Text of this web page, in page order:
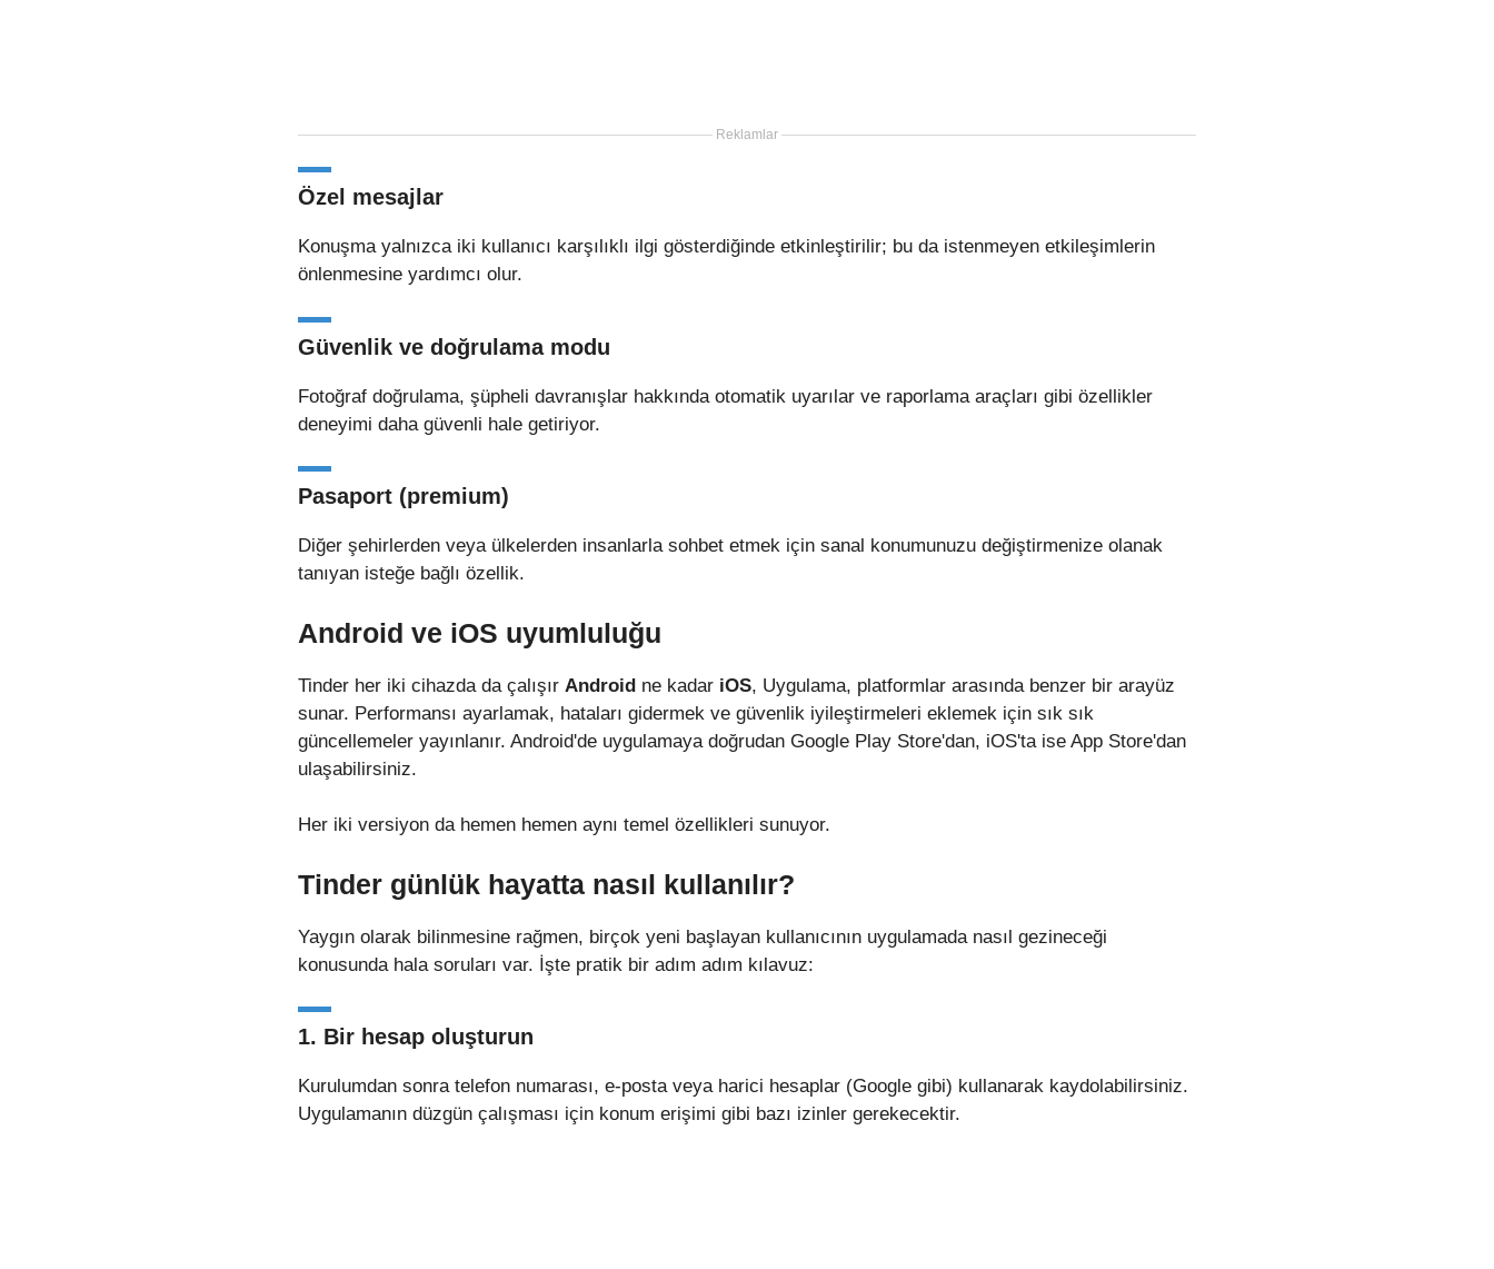
Reklamlar
Özel mesajlar
Konuşma yalnızca iki kullanıcı karşılıklı ilgi gösterdiğinde etkinleştirilir; bu da istenmeyen etkileşimlerin
önlenmesine yardımcı olur.
Güvenlik ve doğrulama modu
Fotoğraf doğrulama, şüpheli davranışlar hakkında otomatik uyarılar ve raporlama araçları gibi özellikler
deneyimi daha güvenli hale getiriyor.
Pasaport (premium)
Diğer şehirlerden veya ülkelerden insanlarla sohbet etmek için sanal konumunuzu değiştirmenize olanak
tanıyan isteğe bağlı özellik.
Android ve iOS uyumluluğu
Tinder her iki cihazda da çalışır Android ne kadar iOS, Uygulama, platformlar arasında benzer bir arayüz
sunar. Performansı ayarlamak, hataları gidermek ve güvenlik iyileştirmeleri eklemek için sık sık
güncellemeler yayınlanır. Android'de uygulamaya doğrudan Google Play Store'dan, iOS'ta ise App Store'dan
ulaşabilirsiniz.
Her iki versiyon da hemen hemen aynı temel özellikleri sunuyor.
Tinder günlük hayatta nasıl kullanılır?
Yaygın olarak bilinmesine rağmen, birçok yeni başlayan kullanıcının uygulamada nasıl gezineceği
konusunda hala soruları var. İşte pratik bir adım adım kılavuz:
1. Bir hesap oluşturun
Kurulumdan sonra telefon numarası, e-posta veya harici hesaplar (Google gibi) kullanarak kaydolabilirsiniz.
Uygulamanın düzgün çalışması için konum erişimi gibi bazı izinler gerekecektir.